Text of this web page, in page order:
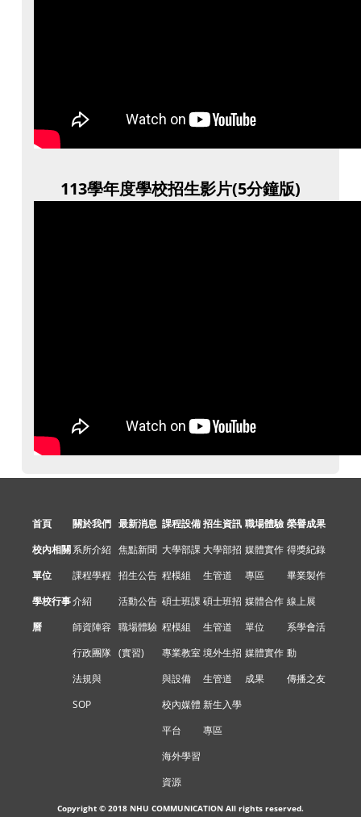
113學年度學校招生影片(5分鐘版)
首頁
校內相關
單位
學校行事
曆
關於我們
系所介紹
課程學程
介紹
師資陣容
行政團隊
法規與
SOP
最新消息
焦點新聞
招生公告
活動公告
職場體驗
(實習)
課程設備
大學部課
程模組
碩士班課
程模組
專業教室
與設備
校內媒體
平台
海外學習
資源
招生資訊
大學部招
生管道
碩士班招
生管道
境外生招
生管道
新生入學
專區
職場體驗
媒體實作
專區
媒體合作
單位
媒體實作
成果
榮譽成果
得獎紀錄
畢業製作
線上展
系學會活
動
傳播之友
Copyright © 2018 NHU COMMUNICATION All rights reserved.